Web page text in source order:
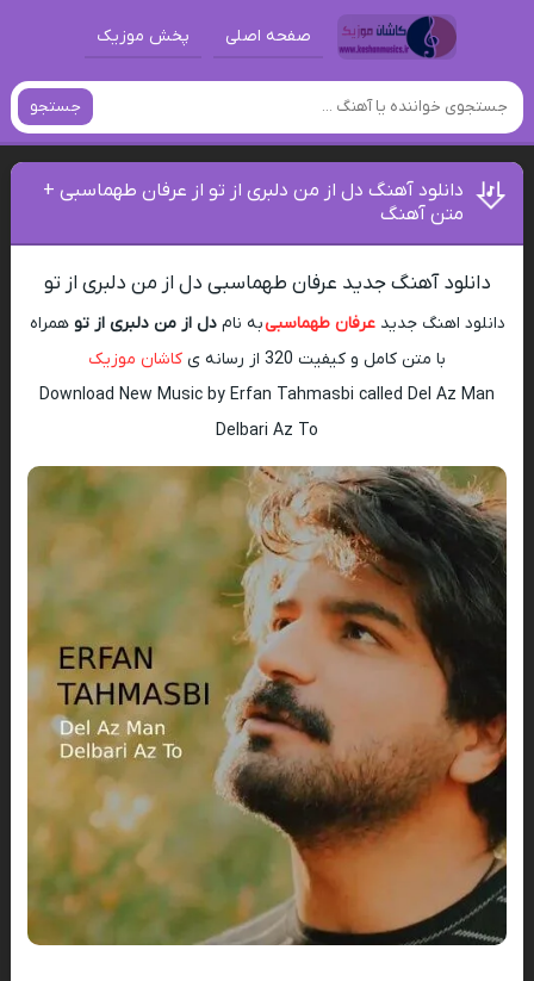
صفحه اصلی پخش موزیک
جستجو
دانلود آهنگ دل از من دلبری از تو از عرفان طهماسبی +
متن آهنگ
دانلود آهنگ جدید عرفان طهماسبی دل از من دلبری از تو
دانلود اهنگ جدیدعرفان طهماسبیبه نامدل از من دلبری از تو همراه
با متن کامل و کیفیت 320 از رسانه ی
کاشان موزیک
Download New Music by Erfan Tahmasbi called Del Az Man
Delbari Az To